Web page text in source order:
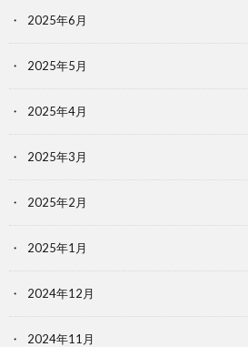
2025年6月
2025年5月
2025年4月
2025年3月
2025年2月
2025年1月
2024年12月
2024年11月